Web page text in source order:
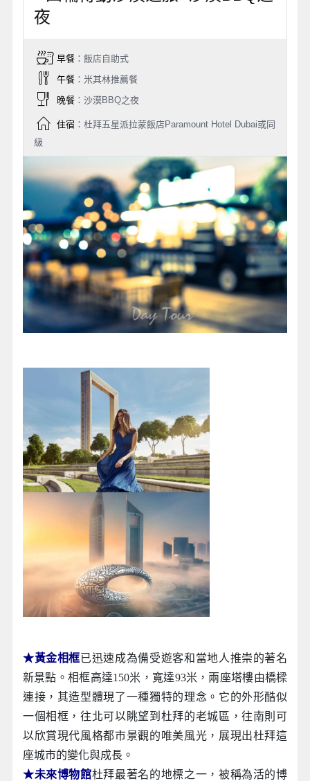
夜
早餐：飯店自助式
午餐：米其林推薦餐
晚餐：沙漠BBQ之夜
住宿：杜拜五星派拉蒙飯店Paramount Hotel Dubai或同
級
★黃金相框已迅速成為備受遊客和當地人推崇的著名
新景點。相框高達150米，寬達93米，兩座塔樓由橋樑
連接，其造型體現了一種獨特的理念。它的外形酷似
一個相框，往北可以眺望到杜拜的老城區，往南則可
以欣賞現代風格都市景觀的唯美風光，展現出杜拜這
座城市的變化與成長。
★未來博物館杜拜最著名的地標之一，被稱為活的博